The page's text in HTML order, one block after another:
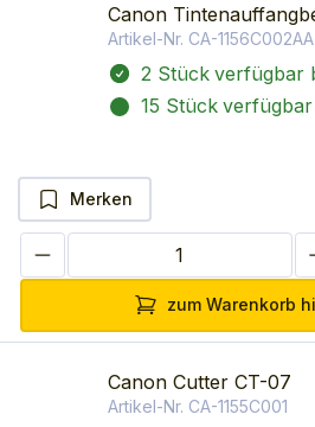
Canon
Artikel-Nr. CA-1156C002AA
2 Stück verfügbar
15 Stück
Merken
zum Warenkorb
Canon Cutter CT-07
Artikel-Nr. CA-1155C001